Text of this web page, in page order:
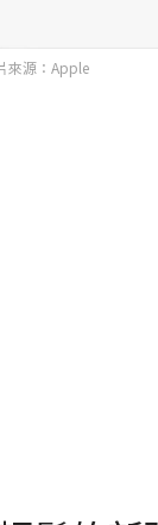
來源：Apple